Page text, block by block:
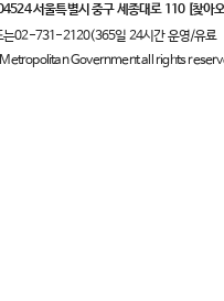
서울특별시 중구 세종대로 110 [찾아
는02-731-2120(365일 24시간 운영/유료
Government all rights